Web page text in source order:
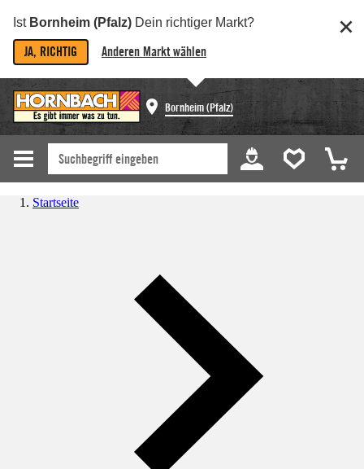
Ist Bornheim (Pfalz) Dein richtiger Markt?
JA, RICHTIG Anderen Markt wählen
Bornheim (Pfalz)
Startseite